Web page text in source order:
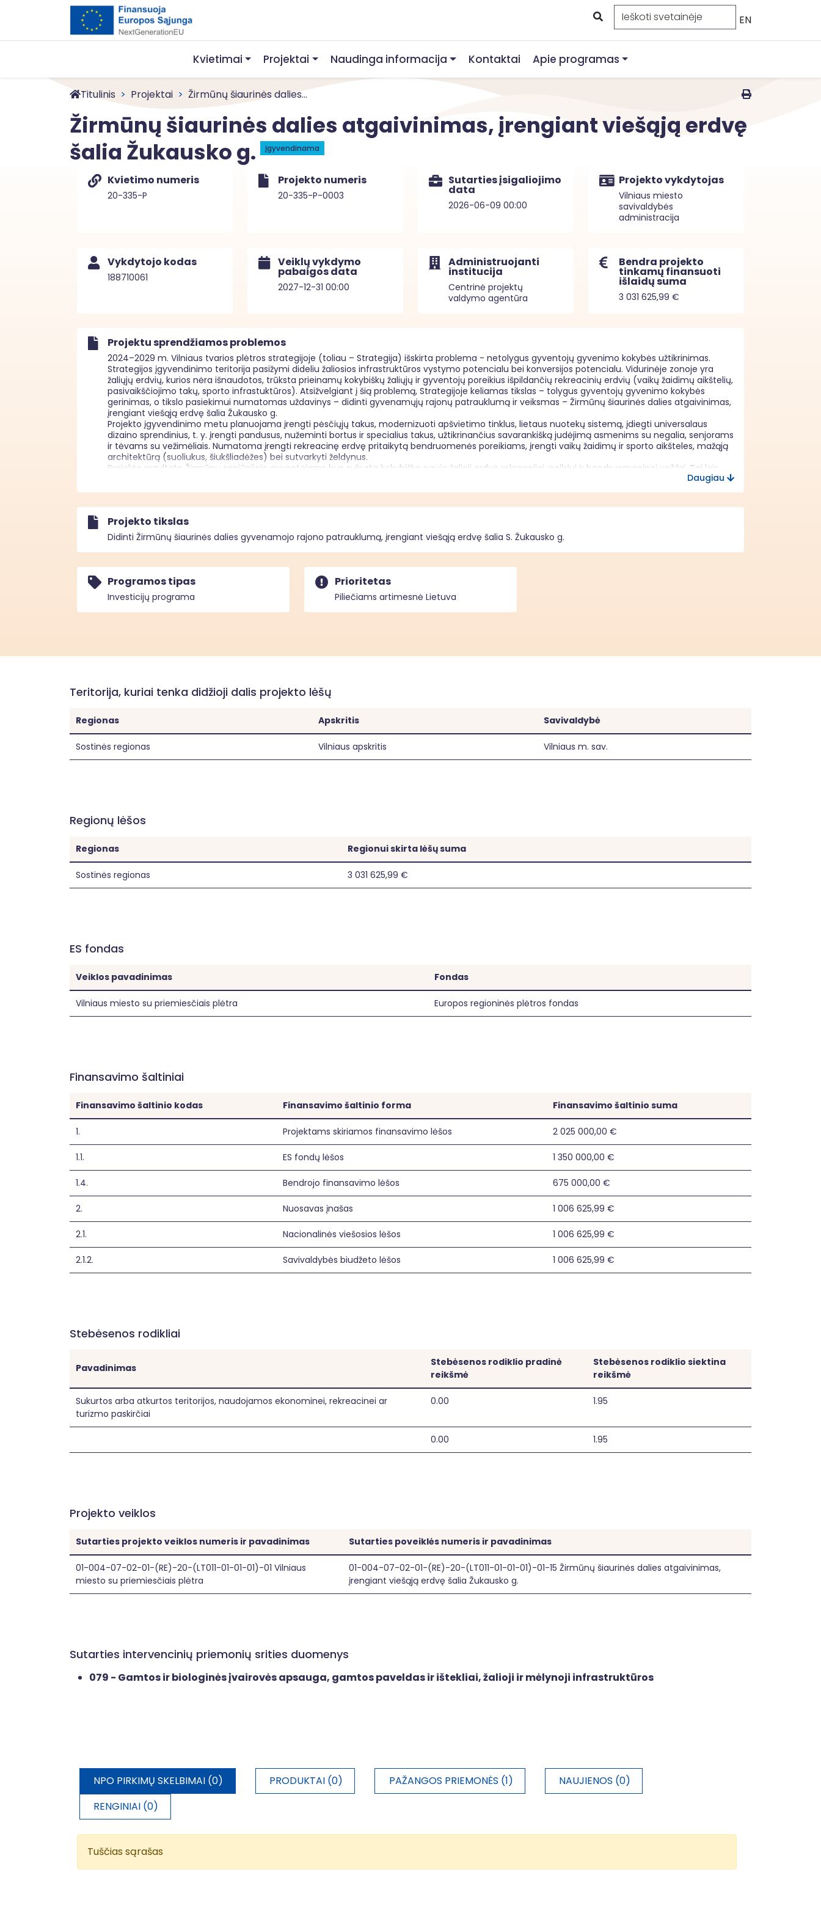
EN
Kvietimai Projektai Naudinga informacija Kontaktai Apie programas
Titulinis Projektai Žirmūnų šiaurinės dalies...
Žirmūnų šiaurinės dalies atgaivinimas, įrengiant viešąją erdvę
šalia Žukausko g.
Įgyvendinama
Kvietimo numeris
20-335-P
Projekto numeris
20-335-P-0003
Sutarties įsigaliojimo
data
2026-06-09 00:00
Projekto vykdytojas
Vilniaus miesto
savivaldybės
administracija
Vykdytojo kodas
188710061
Veiklų vykdymo
pabaigos data
2027-12-31 00:00
Administruojanti
institucija
Centrinė projektų
valdymo agentūra
Bendra projekto
tinkamų finansuoti
išlaidų suma
3 031 625,99 €
Projektu sprendžiamos problemos
2024–2029 m. Vilniaus tvarios plėtros strategijoje (toliau – Strategija) išskirta problema - netolygus gyventojų gyvenimo kokybės užtikrinimas.
Strategijos įgyvendinimo teritorija pasižymi dideliu žaliosios infrastruktūros vystymo potencialu bei konversijos potencialu. Vidurinėje zonoje yra
žaliųjų erdvių, kurios nėra išnaudotos, trūksta prieinamų kokybiškų žaliųjų ir gyventojų poreikius išpildančių rekreacinių erdvių (vaikų žaidimų aikštelių,
pasivaikščiojimo takų, sporto infrastuktūros). Atsižvelgiant į šią problemą, Strategijoje keliamas tikslas – tolygus gyventojų gyvenimo kokybės
gerinimas, o tikslo pasiekimui numatomas uždavinys – didinti gyvenamųjų rajonų patrauklumą ir veiksmas – Žirmūnų šiaurinės dalies atgaivinimas,
įrengiant viešąją erdvę šalia Žukausko g.
Projekto įgyvendinimo metu planuojama įrengti pėsčiųjų takus, modernizuoti apšvietimo tinklus, lietaus nuotekų sistemą, įdiegti universalaus
dizaino sprendinius, t. y. įrengti pandusus, nužeminti bortus ir specialius takus, užtikrinančius savarankišką judėjimą asmenims su negalia, senjorams
ir tėvams su vežimėliais. Numatoma įrengti rekreacinę erdvę pritaikytą bendruomenės poreikiams, įrengti vaikų žaidimų ir sporto aikšteles, mažąją
architektūrą (suoliukus, šiukšliadėžes) bei sutvarkyti želdynus.
Projekto rezultate Žirmūnų seniūnijoje gyventojams bus sukurta kokybiška nauja žalioji erdvė rekreacijai, poilsiui ir bendruomeninei veiklai. Tai leis
Projekto įgyvendinimo metu bus nepažeidžiami Horizontaliųjų principų ir kitų Europos Sąjungos pagrindinių teisių chartijos nuostatų laikymosi
Daugiau
Projekto tikslas
Didinti Žirmūnų šiaurinės dalies gyvenamojo rajono patrauklumą, įrengiant viešąją erdvę šalia S. Žukausko g.
Programos tipas
Investicijų programa
Prioritetas
Piliečiams artimesnė Lietuva
Teritorija, kuriai tenka didžioji dalis projekto lėšų
Regionas Apskritis Savivaldybė
Sostinės regionas Vilniaus apskritis Vilniaus m. sav.
Regionų lėšos
Regionas Regionui skirta lėšų suma
Sostinės regionas 3 031 625,99 €
ES fondas
Veiklos pavadinimas Fondas
Vilniaus miesto su priemiesčiais plėtra Europos regioninės plėtros fondas
Finansavimo šaltiniai
Finansavimo šaltinio kodas Finansavimo šaltinio forma Finansavimo šaltinio suma
1. Projektams skiriamos finansavimo lėšos 2 025 000,00 €
1.1. ES fondų lėšos 1 350 000,00 €
1.4. Bendrojo finansavimo lėšos 675 000,00 €
2. Nuosavas įnašas 1 006 625,99 €
2.1. Nacionalinės viešosios lėšos 1 006 625,99 €
2.1.2. Savivaldybės biudžeto lėšos 1 006 625,99 €
Stebėsenos rodikliai
Pavadinimas
Stebėsenos rodiklio pradinė
reikšmė
Stebėsenos rodiklio siektina
reikšmė
Sukurtos arba atkurtos teritorijos, naudojamos ekonominei, rekreacinei ar
turizmo paskirčiai
0.00 1.95
0.00 1.95
Projekto veiklos
Sutarties projekto veiklos numeris ir pavadinimas Sutarties poveiklės numeris ir pavadinimas
01-004-07-02-01-(RE)-20-(LT011-01-01-01)-01 Vilniaus
miesto su priemiesčiais plėtra
01-004-07-02-01-(RE)-20-(LT011-01-01-01)-01-15 Žirmūnų šiaurinės dalies atgaivinimas,
įrengiant viešąją erdvę šalia Žukausko g.
Sutarties intervencinių priemonių srities duomenys
079 - Gamtos ir biologinės įvairovės apsauga, gamtos paveldas ir ištekliai, žalioji ir mėlynoji infrastruktūros
NPO PIRKIMŲ SKELBIMAI (0) PRODUKTAI (0) PAŽANGOS PRIEMONĖS (1)
NAUJIENOS (0)
RENGINIAI (0)
Tuščias sąrašas